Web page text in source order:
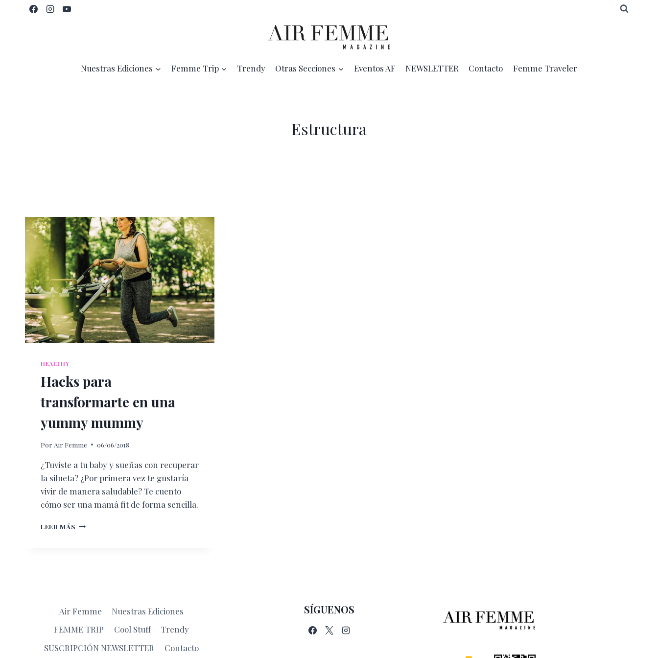
Nuestras Ediciones Femme Trip Trendy Otras Secciones Eventos AF NEWSLETTER Contacto Femme Traveler
Estructura
HEALTHY
Hacks para
transformarte en una
yummy mummy
Por Air Femme 06/06/2018
¿Tuviste a tu baby y sueñas con recuperar
la silueta? ¿Por primera vez te gustaría
vivir de manera saludable? Te cuento
cómo ser una mamá fit de forma sencilla.
LEER MÁS HACKS
Air Femme
Nuestras Ediciones
FEMME TRIP
Cool Stuff
Trendy
SUSCRIPCIÓN NEWSLETTER
Contacto
SÍGUENOS